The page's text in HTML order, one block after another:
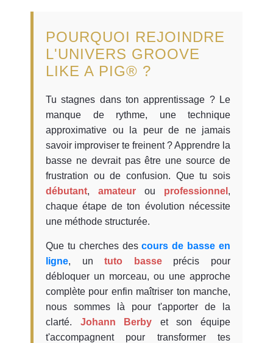
POURQUOI REJOINDRE
L'UNIVERS GROOVE
LIKE A PIG® ?
Tu stagnes dans ton apprentissage ? Le
manque de rythme, une technique
approximative ou la peur de ne jamais
savoir improviser te freinent ? Apprendre la
basse ne devrait pas être une source de
frustration ou de confusion. Que tu sois
débutant, amateur ou professionnel ,
chaque étape de ton évolution nécessite
une méthode structurée.
Que tu cherches descours de basse en
ligne, untuto basseprécis pour
débloquer un morceau, ou une approche
complète pour enfin maîtriser ton manche,
nous sommes là pour t'apporter de la
clarté. Johann Berby et son équipe
t'accompagnent pour transformer tes